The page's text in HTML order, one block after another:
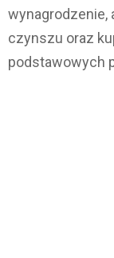
wynagrodzenie,
czynszu oraz
podstawowych